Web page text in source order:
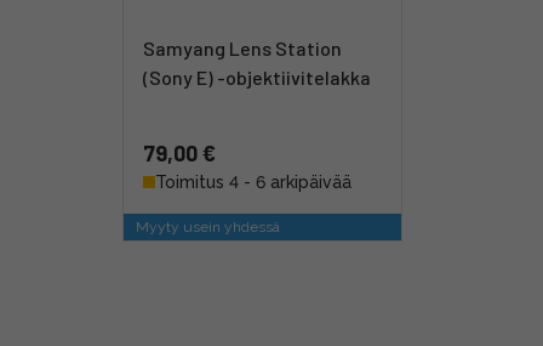
Samyang Lens Station
(Sony E) -objektiivitelakka
79,00 €
Toimitus 4 - 6 arkipäivää
Myyty usein yhdessä